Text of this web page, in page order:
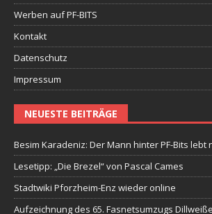
Werben auf PF-BITS
Kontakt
Datenschutz
Impressum
NEUESTE BEITRÄGE
Besim Karadeniz: Der Mann hinter PF-Bits lebt
Lesetipp: „Die Brezel“ von Pascal Cames
Stadtwiki Pforzheim-Enz wieder online
Aufzeichnung des 65. Fasnetsumzugs